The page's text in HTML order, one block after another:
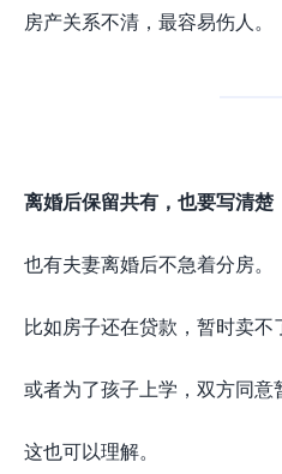
房产关系不清，最容易伤人。
离婚后保留共有，也要写清楚
也有夫妻离婚后不急着分房。
比如房子还在贷款，暂时卖不
或者为了孩子上学，双方同意
这也可以理解。